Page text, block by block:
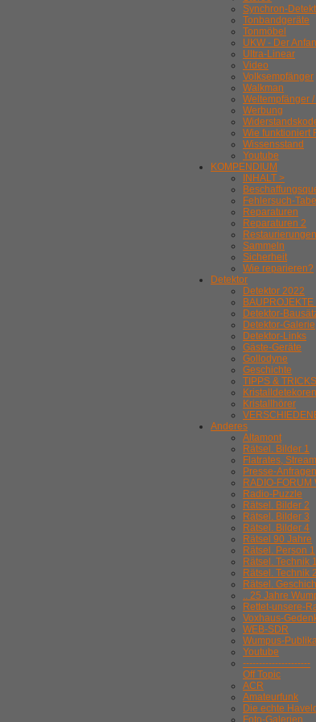
Synchron-
Tonbandgeräte
Tonmöbel
UKW - Der
Ultra-Linear
Video
Volksempfänger
Walkman
Weltempfänger
Werbung
Wie funktioniert
Wissensstand
Youtube
KOMPENDIUM
INHALT >
Fehlersuch-
Reparaturen
Reparaturen 2
Restaurierungen
Sammeln
Sicherheit
Wie reparieren?
Detektor
Detektor 2022
BAUPROJEKTE
Detektor-
Detektor-Galerie
Detektor-Links
Gäste-Geräte
Gollodyne
Geschichte
TIPPS &
Kristalldetekoren
Kristallhörer
Anderes
Altamont
Rätsel. Bilder 1
Flatrates,
Presse-Anfragen
RADIO-FORUM
Radio-Puzzle
Rätsel. Bilder 2
Rätsel. Bilder 3
Rätsel. Bilder 4
Rätsel 90 Jahre
Rätsel. Person 1
Rätsel. Technik 1
Rätsel. Technik 2
Rätsel.
.. 25 Jahre
Rettet-unsere-
Voxhaus-
WEB-SDR
Wumpus-
Youtube
---------------------
Off Topic
ACR
Amateurfunk
Die echte
Foto-Galerien